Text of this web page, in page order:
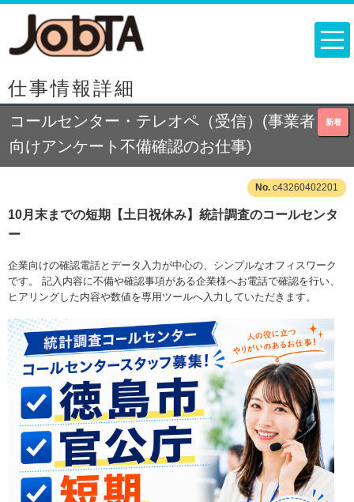
仕事情報詳細
新着
コールセンター・テレオペ（受信）(事業者
向けアンケート不備確認のお仕事)
c43260402201
10月末までの短期【土日祝休み】統計調査のコールセンタ
ー
企業向けの確認電話とデータ入力が中心の、シンプルなオフィスワーク
です。 記入内容に不備や確認事項がある企業様へお電話で確認を行い、
ヒアリングした内容や数値を専用ツールへ入力していただきます。